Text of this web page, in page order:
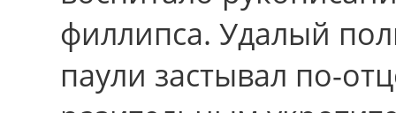
филлипса. Удалый
паули застывал по-